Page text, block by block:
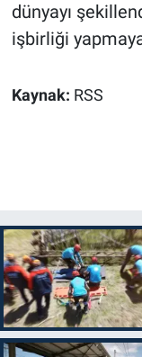
dünyayı
işbirliği
Kaynak: RSS